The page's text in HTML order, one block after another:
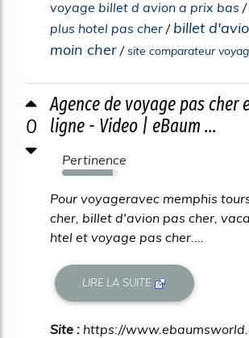
voyage billet d avion a prix bas /
plus hotel pas cher / billet
moin cher /site comparateur
0
Agence de voyage pas cher
ligne - Video | eBaum ...
Pertinence
90%
Pour voyageravec memphis
cher, billet d'avion pas cher,
htel et voyage pas cher....
LIRE LA SUITE
Site : https://